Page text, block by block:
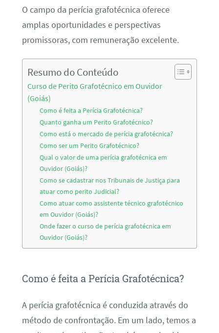
O campo da perícia grafotécnica oferece
amplas oportunidades e perspectivas
promissoras, com remuneração excelente.
Resumo do Conteúdo
Curso de Perito Grafotécnico em Ouvidor
(Goiás)
Como é feita a Perícia Grafotécnica?
Quanto ganha um Perito Grafotécnico?
Como está o mercado de perícia grafotécnica?
Como ser um Perito Grafotécnico?
Qual o valor de uma perícia grafotécnica em
Ouvidor (Goiás)?
Como se cadastrar nos Tribunais de Justiça para
atuar como perito Judicial?
Como atuar como assistente técnico grafotécnico
em Ouvidor (Goiás)?
Onde fazer o curso de perícia grafotécnica em
Ouvidor (Goiás)?
Como é feita a Perícia Grafotécnica?
A perícia grafotécnica é conduzida através do
método de confrontação. Em um lado, temos a